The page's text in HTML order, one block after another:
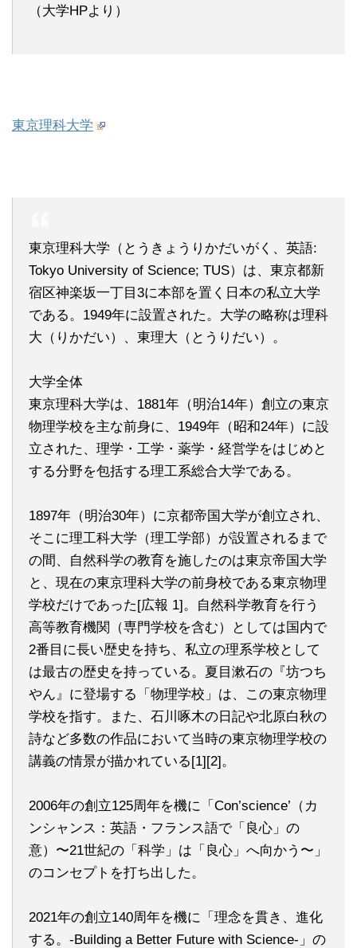
（大学HPより）
東京理科大学
東京理科大学（とうきょうりかだいがく、英語:
Tokyo University of Science; TUS）は、東京都新
宿区神楽坂一丁目3に本部を置く日本の私立大学
である。1949年に設置された。大学の略称は理科
大（りかだい）、東理大（とうりだい）。
大学全体
東京理科大学は、1881年（明治14年）創立の東京
物理学校を主な前身に、1949年（昭和24年）に設
立された、理学・工学・薬学・経営学をはじめと
する分野を包括する理工系総合大学である。
1897年（明治30年）に京都帝国大学が創立され、
そこに理工科大学（理工学部）が設置されるまで
の間、自然科学の教育を施したのは東京帝国大学
と、現在の東京理科大学の前身校である東京物理
学校だけであった[広報 1]。自然科学教育を行う
高等教育機関（専門学校を含む）としては国内で
2番目に長い歴史を持ち、私立の理系学校として
は最古の歴史を持っている。夏目漱石の『坊つち
やん』に登場する「物理学校」は、この東京物理
学校を指す。また、石川啄木の日記や北原白秋の
詩など多数の作品において当時の東京物理学校の
講義の情景が描かれている[1][2]。
2006年の創立125周年を機に「Con’science’（カ
ンシャンス：英語・フランス語で「良心」の
意）〜21世紀の「科学」は「良心」へ向かう〜」
のコンセプトを打ち出した。
2021年の創立140周年を機に「理念を貫き、進化
する。-Building a Better Future with Science-」の